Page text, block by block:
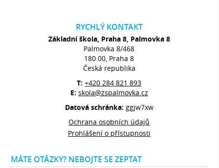
RYCHLÝ KONTAKT
Základní škola, Praha 8, Palmovka 8
Palmovka 8/468
180 00, Praha 8
Česká republika
T:+420 284 821 893
E: skola@zspalmovka.cz
Datová schránka: ggjw7xw
Ochrana osobních údajů
Prohlášení o přístupnosti
MÁTE OTÁZKY? NEBOJTE SE ZEPTAT